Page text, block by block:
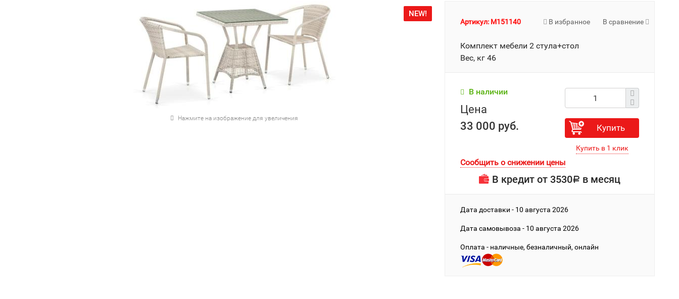
Нажмите на изображение для увеличения
NEW!
В избранное В сравнение
Артикул: M151140
Комплект мебели 2 стула+стол
Вес, кг 46
В наличии
Цена
33 000 руб.
Купить
Сообщить о снижении цены
В кредит от3530Р в месяц
Дата доставки - 10 августа 2026
Дата cамовывоза - 10 августа 2026
Оплата - наличные, безналичный, онлайн